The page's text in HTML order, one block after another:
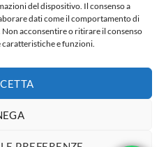
del dispositivo. Il consenso a
dati come il comportamento di
acconsentire o ritirare il consenso
e funzioni.